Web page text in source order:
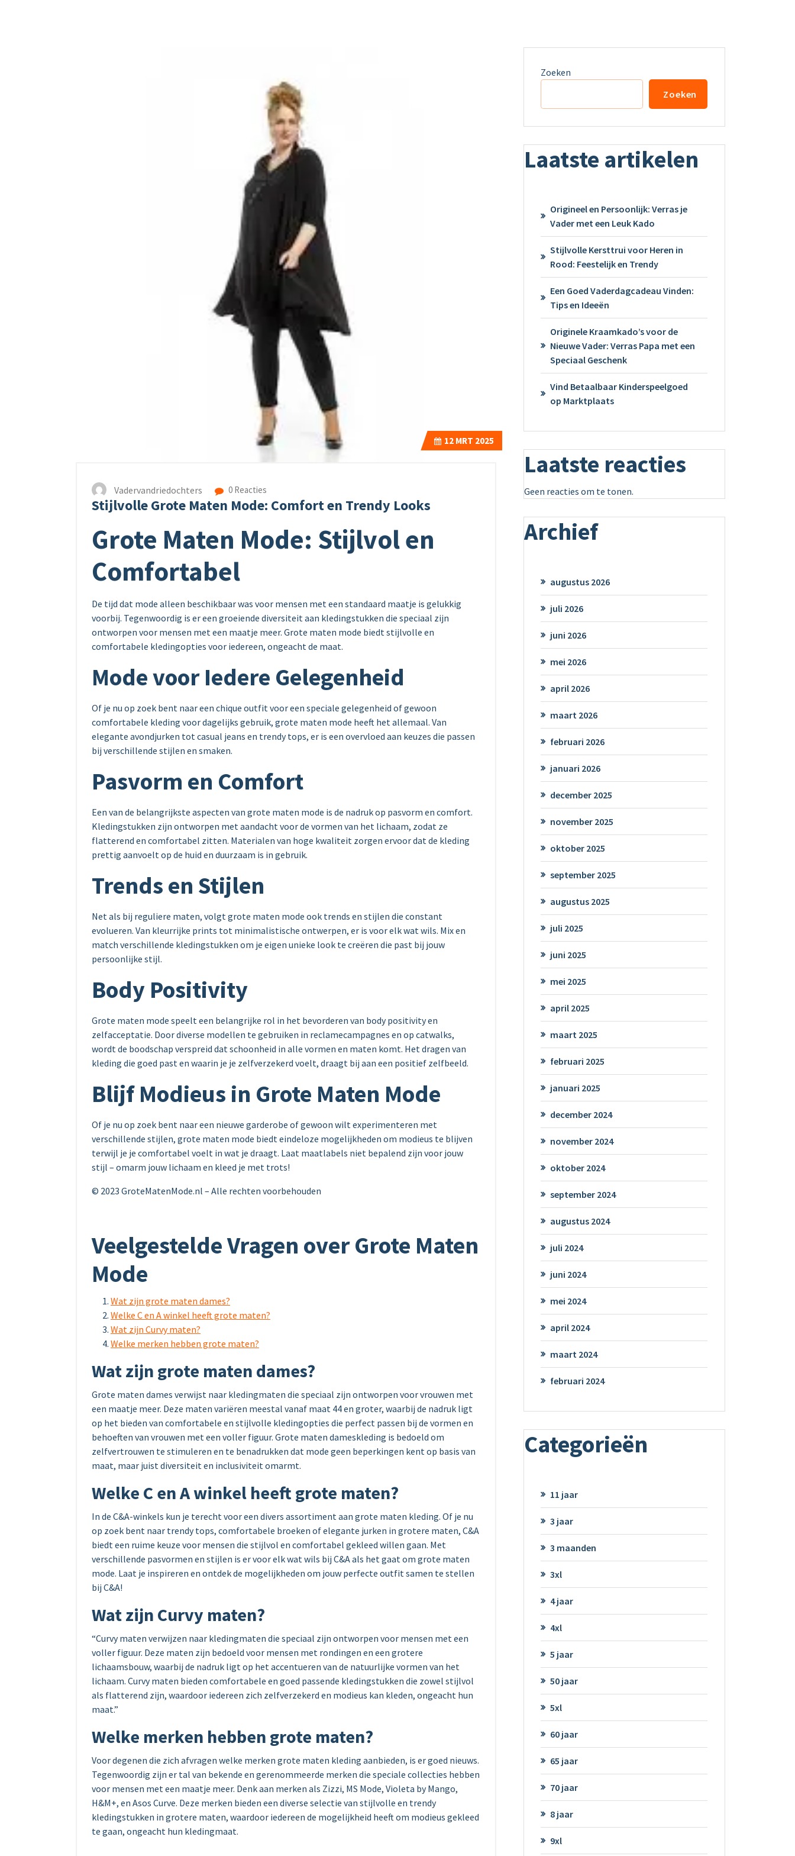
12MRT 2025
Vadervandriedochters 0 Reacties
Stijlvolle Grote Maten Mode: Comfort en Trendy Looks
Grote Maten Mode: Stijlvol en
Comfortabel
De tijd dat mode alleen beschikbaar was voor mensen met een standaard maatje is gelukkig
voorbij. Tegenwoordig is er een groeiende diversiteit aan kledingstukken die speciaal zijn
ontworpen voor mensen met een maatje meer. Grote maten mode biedt stijlvolle en
comfortabele kledingopties voor iedereen, ongeacht de maat.
Mode voor Iedere Gelegenheid
Of je nu op zoek bent naar een chique outfit voor een speciale gelegenheid of gewoon
comfortabele kleding voor dagelijks gebruik, grote maten mode heeft het allemaal. Van
elegante avondjurken tot casual jeans en trendy tops, er is een overvloed aan keuzes die passen
bij verschillende stijlen en smaken.
Pasvorm en Comfort
Een van de belangrijkste aspecten van grote maten mode is de nadruk op pasvorm en comfort.
Kledingstukken zijn ontworpen met aandacht voor de vormen van het lichaam, zodat ze
flatterend en comfortabel zitten. Materialen van hoge kwaliteit zorgen ervoor dat de kleding
prettig aanvoelt op de huid en duurzaam is in gebruik.
Trends en Stijlen
Net als bij reguliere maten, volgt grote maten mode ook trends en stijlen die constant
evolueren. Van kleurrijke prints tot minimalistische ontwerpen, er is voor elk wat wils. Mix en
match verschillende kledingstukken om je eigen unieke look te creëren die past bij jouw
persoonlijke stijl.
Body Positivity
Grote maten mode speelt een belangrijke rol in het bevorderen van body positivity en
zelfacceptatie. Door diverse modellen te gebruiken in reclamecampagnes en op catwalks,
wordt de boodschap verspreid dat schoonheid in alle vormen en maten komt. Het dragen van
kleding die goed past en waarin je je zelfverzekerd voelt, draagt bij aan een positief zelfbeeld.
Blijf Modieus in Grote Maten Mode
Of je nu op zoek bent naar een nieuwe garderobe of gewoon wilt experimenteren met
verschillende stijlen, grote maten mode biedt eindeloze mogelijkheden om modieus te blijven
terwijl je je comfortabel voelt in wat je draagt. Laat maatlabels niet bepalend zijn voor jouw
stijl – omarm jouw lichaam en kleed je met trots!
© 2023 GroteMatenMode.nl – Alle rechten voorbehouden
Veelgestelde Vragen over Grote Maten
Mode
Wat zijn grote maten dames?
Welke C en A winkel heeft grote maten?
Wat zijn Curvy maten?
Welke merken hebben grote maten?
Wat zijn grote maten dames?
Grote maten dames verwijst naar kledingmaten die speciaal zijn ontworpen voor vrouwen met
een maatje meer. Deze maten variëren meestal vanaf maat 44 en groter, waarbij de nadruk ligt
op het bieden van comfortabele en stijlvolle kledingopties die perfect passen bij de vormen en
behoeften van vrouwen met een voller figuur. Grote maten dameskleding is bedoeld om
zelfvertrouwen te stimuleren en te benadrukken dat mode geen beperkingen kent op basis van
maat, maar juist diversiteit en inclusiviteit omarmt.
Welke C en A winkel heeft grote maten?
In de C&A-winkels kun je terecht voor een divers assortiment aan grote maten kleding. Of je nu
op zoek bent naar trendy tops, comfortabele broeken of elegante jurken in grotere maten, C&A
biedt een ruime keuze voor mensen die stijlvol en comfortabel gekleed willen gaan. Met
verschillende pasvormen en stijlen is er voor elk wat wils bij C&A als het gaat om grote maten
mode. Laat je inspireren en ontdek de mogelijkheden om jouw perfecte outfit samen te stellen
bij C&A!
Wat zijn Curvy maten?
“Curvy maten verwijzen naar kledingmaten die speciaal zijn ontworpen voor mensen met een
voller figuur. Deze maten zijn bedoeld voor mensen met rondingen en een grotere
lichaamsbouw, waarbij de nadruk ligt op het accentueren van de natuurlijke vormen van het
lichaam. Curvy maten bieden comfortabele en goed passende kledingstukken die zowel stijlvol
als flatterend zijn, waardoor iedereen zich zelfverzekerd en modieus kan kleden, ongeacht hun
maat.”
Welke merken hebben grote maten?
Voor degenen die zich afvragen welke merken grote maten kleding aanbieden, is er goed nieuws.
Tegenwoordig zijn er tal van bekende en gerenommeerde merken die speciale collecties hebben
voor mensen met een maatje meer. Denk aan merken als Zizzi, MS Mode, Violeta by Mango,
H&M+, en Asos Curve. Deze merken bieden een diverse selectie van stijlvolle en trendy
kledingstukken in grotere maten, waardoor iedereen de mogelijkheid heeft om modieus gekleed
te gaan, ongeacht hun kledingmaat.
Zoeken
Zoeken
Laatste artikelen
Origineel en Persoonlijk: Verras je
Vader met een Leuk Kado
Stijlvolle Kersttrui voor Heren in
Rood: Feestelijk en Trendy
Een Goed Vaderdagcadeau Vinden:
Tips en Ideeën
Originele Kraamkado’s voor de
Nieuwe Vader: Verras Papa met een
Speciaal Geschenk
Vind Betaalbaar Kinderspeelgoed
op Marktplaats
Laatste reacties
Geen reacties om te tonen.
Archief
augustus 2026
juli 2026
juni 2026
mei 2026
april 2026
maart 2026
februari 2026
januari 2026
december 2025
november 2025
oktober 2025
september 2025
augustus 2025
juli 2025
juni 2025
mei 2025
april 2025
maart 2025
februari 2025
januari 2025
december 2024
november 2024
oktober 2024
september 2024
augustus 2024
juli 2024
juni 2024
mei 2024
april 2024
maart 2024
februari 2024
Categorieën
11 jaar
3 jaar
3 maanden
3xl
4 jaar
4xl
5 jaar
50 jaar
5xl
60 jaar
65 jaar
70 jaar
8 jaar
9xl